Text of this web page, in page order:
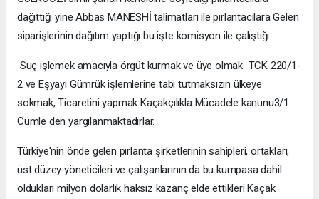
dağıttığı yine Abbas MANESHİ talimatları ile pırlantacılara Gelen
siparişlerinin dağıtım yaptığı bu işte komisyon ile çalıştığı
Suç işlemek amacıyla örgüt kurmak ve üye olmak TCK 220/1-
2 ve Eşyayı Gümrük işlemlerine tabi tutmaksızın ülkeye
sokmak, Ticaretini yapmak Kaçakçılıkla Mücadele kanunu3/1
Cümle den yargılanmaktadırlar.
Türkiye'nin önde gelen pırlanta şirketlerinin sahipleri, ortakları,
üst düzey yöneticileri ve çalışanlarının da bu kumpasa dahil
oldukları milyon dolarlık haksız kazanç elde ettikleri Kaçak